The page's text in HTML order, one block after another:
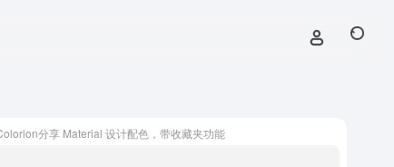
分享 Material 设计配色，带收藏夹功能